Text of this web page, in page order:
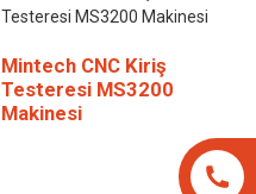
Mintech CNC Kiriş
Testeresi MS3200
Makinesi